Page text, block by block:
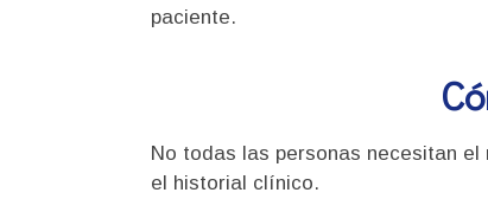
paciente.
No todas las personas necesitan
el historial clínico.